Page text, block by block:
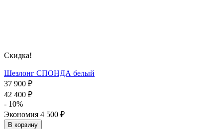
Скидка!
Шезлонг СПОНДА белый
37 900 ₽
42 400 ₽
- 10%
Экономия 4 500 ₽
В корзину